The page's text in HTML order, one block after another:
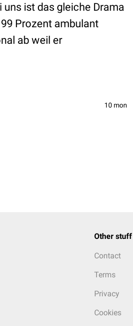
ist das gleiche Drama
Prozent ambulant
ab weil er
10 mon
Other stuff
Contact
Terms
Privacy
Cookies